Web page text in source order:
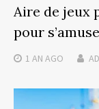
Aire de jeux
pour
1 AN AGO